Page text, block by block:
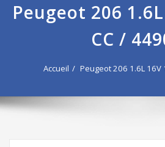
Peugeot 206
CC /
Accueil Peugeot 206 1.6L 16V